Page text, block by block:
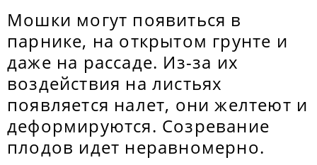
Мошки могут появиться в
парнике, на открытом грунте и
даже на рассаде. Из-за их
воздействия на листьях
появляется налет, они желтеют и
деформируются. Созревание
плодов идет неравномерно.